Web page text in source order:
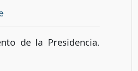
de la Presidencia.